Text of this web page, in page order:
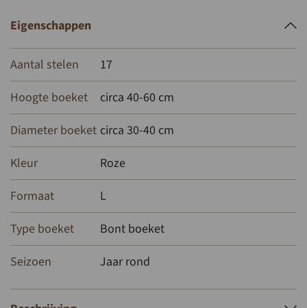
Eigenschappen
Aantal stelen
17
Hoogte boeket
circa 40-60 cm
Diameter boeket circa 30-40 cm
Kleur
Roze
Formaat
L
Type boeket
Bont boeket
Seizoen
Jaar rond